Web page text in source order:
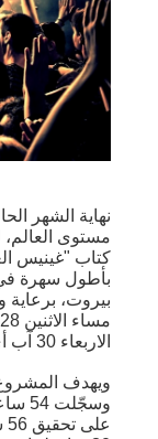
نهاية الشهر
مستوى
كتاب "غينيس
الاربعاء 30 آب أي لأكثر من 56 ساعة متواصلة.
ويهدف